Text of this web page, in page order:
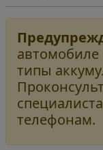
автомобиле
типы
телефонам.